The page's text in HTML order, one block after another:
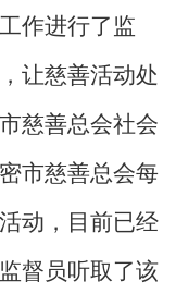
作进行了监
让慈善活动处
慈善总会社会
市慈善总会每
动，目前已经
督员听取了该